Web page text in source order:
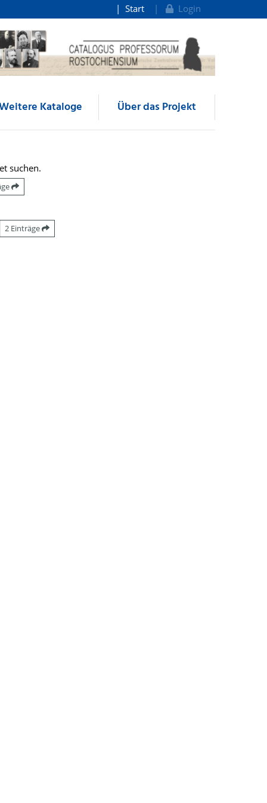
Start Login
Kataloge Über das Projekt
suchen.
2 Einträge